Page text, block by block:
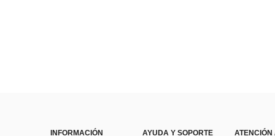
INFORMACIÓN
AYUDA Y SOPORTE
ATENCIÓN